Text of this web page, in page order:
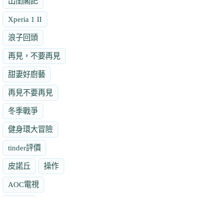
Xperia 1 II
浪子回頭
再見，不要再見
甜妻好廚藝
再見不要再見
冬季戰爭
健身環大冒險
tinder評價
皮諾丘 操作
AOC電視